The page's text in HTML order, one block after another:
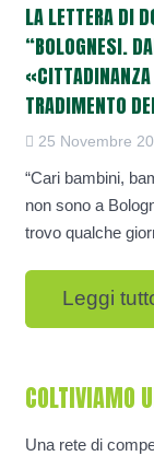
LA LETTERA DI
“BOLOGNESI.
TRADIMENTO
25 Novembre
“Cari bambini,
non sono a
trovo qualche
Leggi
COLTIVIAMO
Una rete di